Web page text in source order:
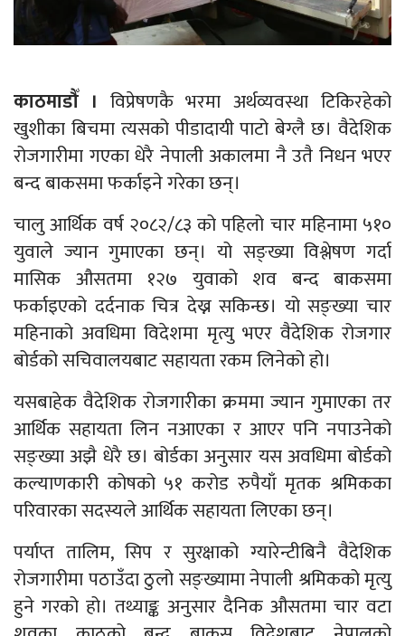
काठमाडौँ । विप्रेषणकै भरमा अर्थव्यवस्था टिकिरहेको
खुशीका बिचमा त्यसको पीडादायी पाटो बेग्लै छ। वैदेशिक
रोजगारीमा गएका धेरै नेपाली अकालमा नै उतै निधन भएर
बन्द बाकसमा फर्काइने गरेका छन्।
चालु आर्थिक वर्ष २०८२/८३ को पहिलो चार महिनामा ५१०
युवाले ज्यान गुमाएका छन्। यो सङ्ख्या विश्लेषण गर्दा
मासिक औसतमा १२७ युवाको शव बन्द बाकसमा
फर्काइएको दर्दनाक चित्र देख्न सकिन्छ। यो सङ्ख्या चार
महिनाको अवधिमा विदेशमा मृत्यु भएर वैदेशिक रोजगार
बोर्डको सचिवालयबाट सहायता रकम लिनेको हो।
यसबाहेक वैदेशिक रोजगारीका क्रममा ज्यान गुमाएका तर
आर्थिक सहायता लिन नआएका र आएर पनि नपाउनेको
सङ्ख्या अझै धेरै छ। बोर्डका अनुसार यस अवधिमा बोर्डको
कल्याणकारी कोषको ५१ करोड रुपैयाँ मृतक श्रमिकका
परिवारका सदस्यले आर्थिक सहायता लिएका छन्।
पर्याप्त तालिम, सिप र सुरक्षाको ग्यारेन्टीबिनै वैदेशिक
रोजगारीमा पठाउँदा ठुलो सङ्ख्यामा नेपाली श्रमिकको मृत्यु
हुने गरको हो। तथ्याङ्क अनुसार दैनिक औसतमा चार वटा